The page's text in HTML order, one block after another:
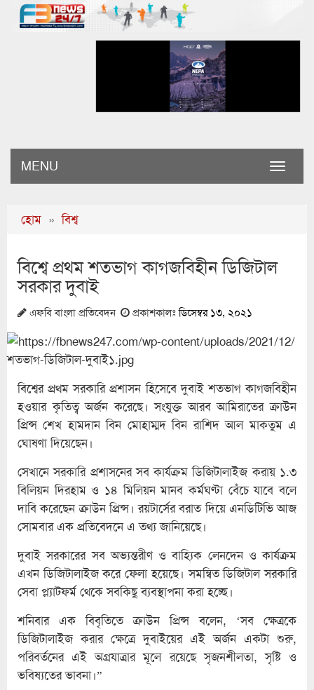
Toggle
MENU
হোম » বিশ্ব
বিশ্বে প্রথম শতভাগ কাগজবিহীন ডিজিটাল
সরকার দুবাই
এফবি বাংলা প্রতিবেদন প্রকাশকালঃডিসেম্বর ১৩, ২০২১
বিশ্বের প্রথম সরকারি প্রশাসন হিসেবে দুবাই শতভাগ কাগজবিহীন
হওয়ার কৃতিত্ব অর্জন করেছে। সংযুক্ত আরব আমিরাতের ক্রাউন
প্রিন্স শেখ হামদান বিন মোহাম্মদ বিন রাশিদ আল মাকতুম এ
ঘোষণা দিয়েছেন।
সেখানে সরকারি প্রশাসনের সব কার্যক্রম ডিজিটালাইজ করায় ১.৩
বিলিয়ন দিরহাম ও ১৪ মিলিয়ন মানব কর্মঘণ্টা বেঁচে যাবে বলে
দাবি করেছেন ক্রাউন প্রিন্স। রয়টার্সের বরাত দিয়ে এনডিটিভি আজ
সোমবার এক প্রতিবেদনে এ তথ্য জানিয়েছে।
দুবাই সরকারের সব অভ্যন্তরীণ ও বাহ্যিক লেনদেন ও কার্যক্রম
এখন ডিজিটালাইজ করে ফেলা হয়েছে। সমন্বিত ডিজিটাল সরকারি
সেবা প্ল্যাটফর্ম থেকে সবকিছু ব্যবস্থাপনা করা হচ্ছে।
শনিবার এক বিবৃতিতে ক্রাউন প্রিন্স বলেন, ‌‘সব ক্ষেত্রকে
ডিজিটালাইজ করার ক্ষেত্রে দুবাইয়ের এই অর্জন একটা শুরু,
পরিবর্তনের এই অগ্রযাত্রার মূলে রয়েছে সৃজনশীলতা, সৃষ্টি ও
ভবিষ্যতের ভাবনা।”